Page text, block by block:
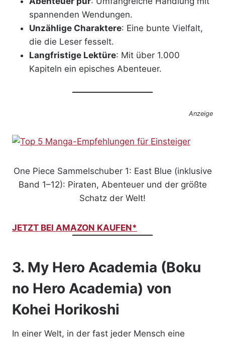
spannenden Wendungen.
Unzählige Charaktere: Eine bunte Vielfalt,
die die Leser fesselt.
Langfristige Lektüre: Mit über 1.000
Kapiteln ein episches Abenteuer.
Anzeige
One Piece Sammelschuber 1: East Blue (inklusive
Band 1–12): Piraten, Abenteuer und der größte
Schatz der Welt!
JETZT BEI AMAZON KAUFEN*
3. My Hero Academia (Boku
no Hero Academia) von
Kohei Horikoshi
In einer Welt, in der fast jeder Mensch eine